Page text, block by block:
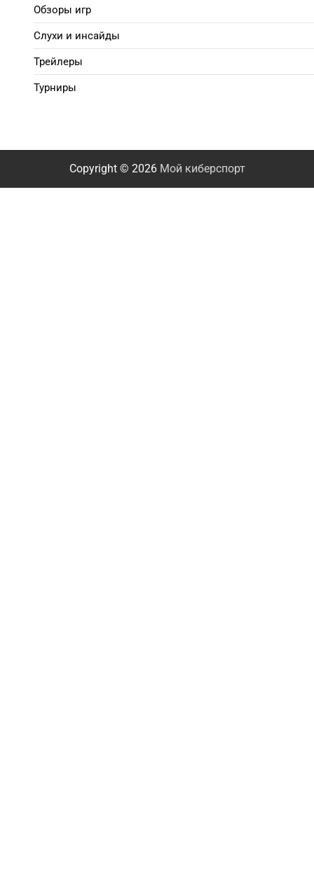
Обзоры игр
Слухи и инсайды
Трейлеры
Турниры
Copyright © 2026 Мой киберспорт